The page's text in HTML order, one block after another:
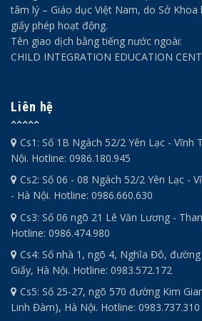
tâm lý – Giáo dục Việt Nam, do Sở Khoa
giấy phép hoạt động.
Tên giao dịch bằng tiếng nước ngoài:
CHILD INTEGRATION EDUCATION
Liên hệ
Cs1: Số 1B Ngách 52/2 Yên Lạc - Vĩnh
Nội. Hotline: 0986.180.945
Cs2: Số 06 - 08 Ngách 52/2 Yên Lạc -
- Hà Nội. Hotline: 0986.660.630
Cs3: Số 06 ngõ 21 Lê Văn Lương -
Hotline: 0986.474.980
Cs4: Số nhà 1, ngõ 4, Nghĩa Đô,
Giấy, Hà Nội. Hotline: 0983.572.172
Cs5: Số 25-27, ngõ 570 đường Kim
Linh Đàm), Hà Nội. Hotline: 0983.737.310